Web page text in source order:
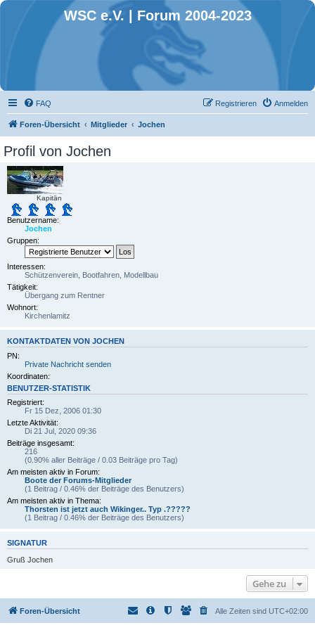
WSC e.V. | Forum 2004-2023
FAQ Anmelden
Registrieren
Foren-Übersicht Mitglieder Jochen
Profil von Jochen
Kapitän
Benutzername:
Jochen
Gruppen:
Interessen:
Schützenverein, Bootfahren, Modellbau
Tätigkeit:
Übergang zum Rentner
Wohnort:
Kirchenlamitz
KONTAKTDATEN VON JOCHEN
PN:
Private Nachricht senden
Koordinaten:
BENUTZER-STATISTIK
Registriert:
Fr 15 Dez, 2006 01:30
Letzte Aktivität:
Di 21 Jul, 2020 09:36
Beiträge insgesamt:
216
(0.90% aller Beiträge / 0.03 Beiträge pro Tag)
Am meisten aktiv in Forum:
Boote der Forums-Mitglieder
(1 Beitrag / 0.46% der Beiträge des Benutzers)
Am meisten aktiv in Thema:
Thorsten ist jetzt auch Wikinger.. Typ .?????
(1 Beitrag / 0.46% der Beiträge des Benutzers)
SIGNATUR
Gruß Jochen
Gehe zu
Foren-Übersicht Alle Zeiten sind UTC+02:00